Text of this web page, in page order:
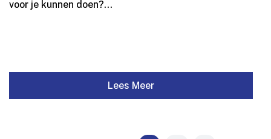
voor je kunnen doen?...
Lees Meer